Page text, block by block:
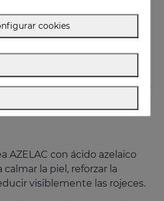
Indicada para la piel grasa o con tendencia acneica
AZELAC Mascarilla Anti-Rojeces
AZELAC con ácido azelaico
calmar la piel, reforzar la
visiblemente las rojeces.
cookies